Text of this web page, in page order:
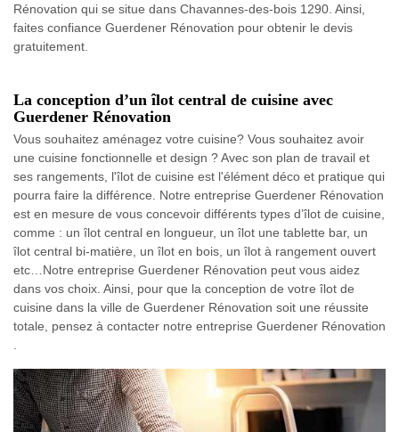
Rénovation qui se situe dans Chavannes-des-bois 1290. Ainsi,
faites confiance Guerdener Rénovation pour obtenir le devis
gratuitement.
La conception d’un îlot central de cuisine avec
Guerdener Rénovation
Vous souhaitez aménagez votre cuisine? Vous souhaitez avoir
une cuisine fonctionnelle et design ? Avec son plan de travail et
ses rangements, l'îlot de cuisine est l'élément déco et pratique qui
pourra faire la différence. Notre entreprise Guerdener Rénovation
est en mesure de vous concevoir différents types d’îlot de cuisine,
comme : un îlot central en longueur, un îlot une tablette bar, un
îlot central bi-matière, un îlot en bois, un îlot à rangement ouvert
etc…Notre entreprise Guerdener Rénovation peut vous aidez
dans vos choix. Ainsi, pour que la conception de votre îlot de
cuisine dans la ville de Guerdener Rénovation soit une réussite
totale, pensez à contacter notre entreprise Guerdener Rénovation